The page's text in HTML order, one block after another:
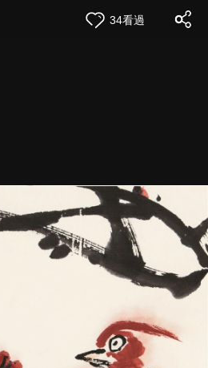
34看過